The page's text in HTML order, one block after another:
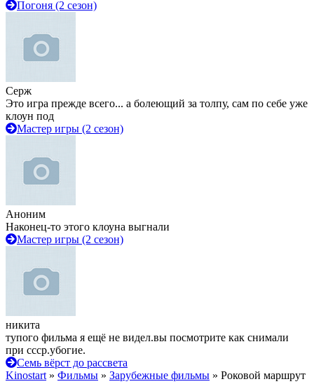
Погоня (2 сезон)
Серж
Это игра прежде всего... а болеющий за толпу, сам по себе уже
клоун под
Мастер игры (2 сезон)
Аноним
Наконец-то этого клоуна выгнали
Мастер игры (2 сезон)
никита
тупого фильма я ещё не видел.вы посмотрите как снимали
при ссср.убогие.
Семь вёрст до рассвета
Kinostart » Фильмы » Зарубежные фильмы » Роковой маршрут